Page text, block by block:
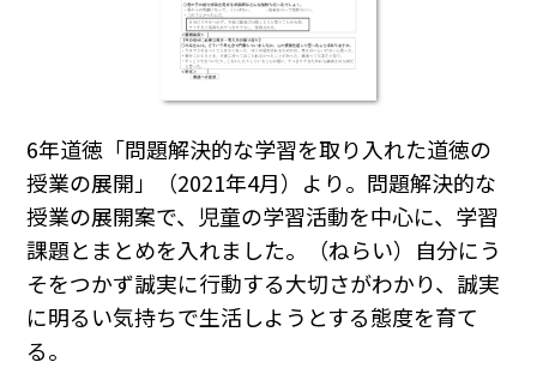
6年道徳「問題解決的な学習を取り入れた道徳の
授業の展開」（2021年4月）より。問題解決的な
授業の展開案で、児童の学習活動を中心に、学習
課題とまとめを入れました。（ねらい）自分にう
そをつかず誠実に行動する大切さがわかり、誠実
に明るい気持ちで生活しようとする態度を育て
る。